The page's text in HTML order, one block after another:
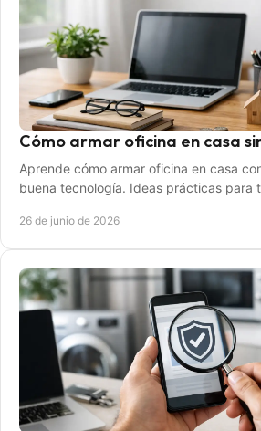
Cómo armar oficina en casa
Aprende cómo armar oficina en casa
buena tecnología. Ideas prácticas para
26 de junio de 2026